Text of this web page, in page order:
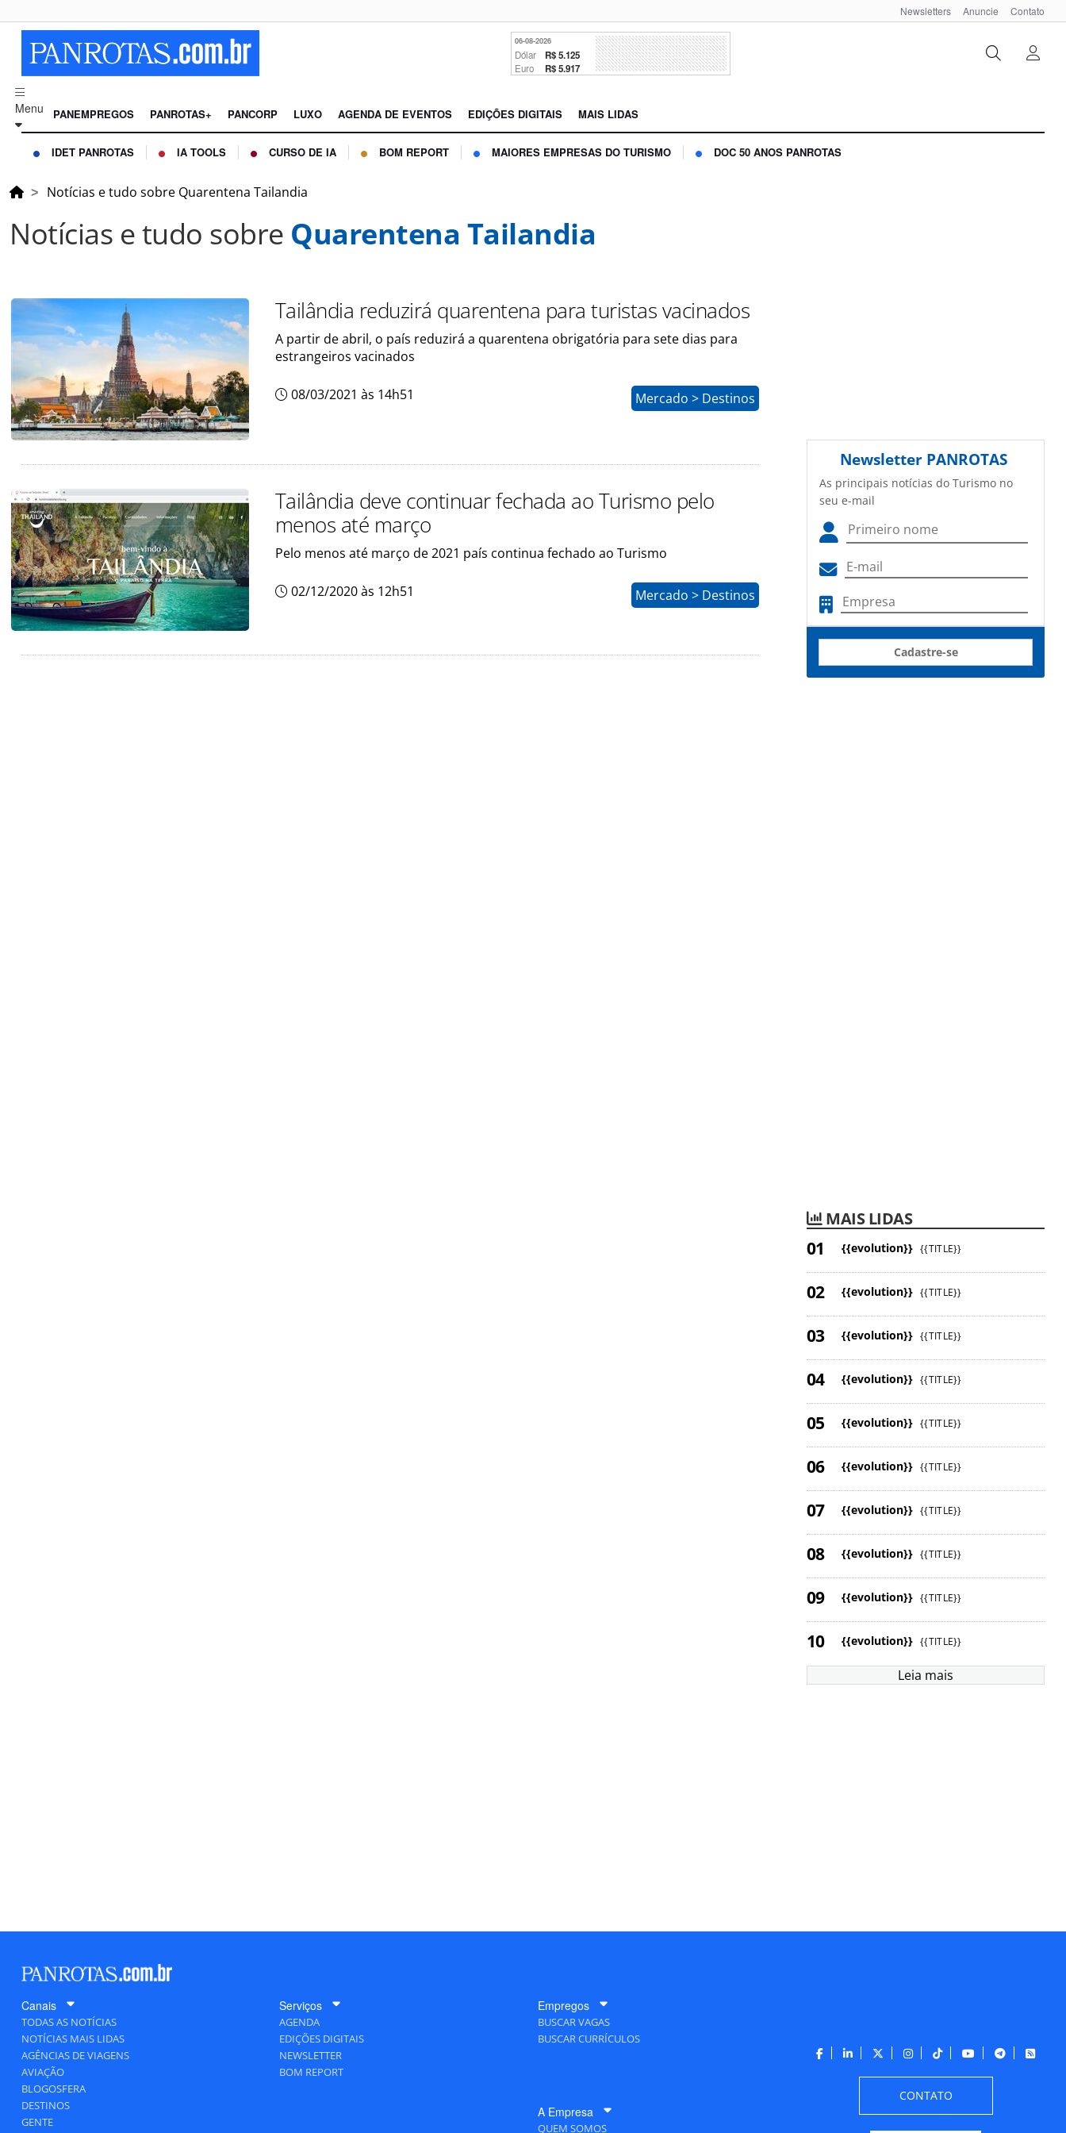
Newsletters Anuncie Contato
06-08-2026
Dólar R$ 5.125
Euro R$ 5.917
Menu PANEMPREGOS PANROTAS+ PANCORP LUXO AGENDA DE EVENTOS EDIÇÕES DIGITAIS MAIS LIDAS
IDET PANROTAS IA TOOLS CURSO DE IA BOM REPORT MAIORES EMPRESAS DO TURISMO DOC 50 ANOS PANROTAS
Notícias e tudo sobre Quarentena Tailandia
Notícias e tudo sobre Quarentena Tailandia
Tailândia reduzirá quarentena para turistas vacinados
A partir de abril, o país reduzirá a quarentena obrigatória para sete dias para
estrangeiros vacinados
08/03/2021 às 14h51 Mercado > Destinos
Tailândia deve continuar fechada ao Turismo pelo
menos até março
Pelo menos até março de 2021 país continua fechado ao Turismo
02/12/2020 às 12h51 Mercado > Destinos
Newsletter PANROTAS
As principais notícias do Turismo no
seu e-mail
Cadastre-se
MAIS LIDAS
{{evolution}} {{TITLE}}
{{evolution}} {{TITLE}}
{{evolution}} {{TITLE}}
{{evolution}} {{TITLE}}
{{evolution}} {{TITLE}}
{{evolution}} {{TITLE}}
{{evolution}} {{TITLE}}
{{evolution}} {{TITLE}}
{{evolution}} {{TITLE}}
{{evolution}} {{TITLE}}
Leia mais
Canais
TODAS AS NOTÍCIAS
NOTÍCIAS MAIS LIDAS
AGÊNCIAS DE VIAGENS
AVIAÇÃO
BLOGOSFERA
DESTINOS
GENTE
Serviços
AGENDA
EDIÇÕES DIGITAIS
NEWSLETTER
BOM REPORT
Empregos
BUSCAR VAGAS
BUSCAR CURRÍCULOS
A Empresa
QUEM SOMOS
CONTATO